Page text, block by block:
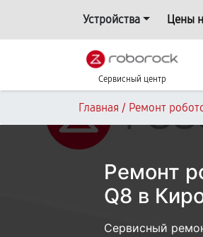
Устройства Цены
Сервисный центр
Главная / Ремонт
Ремонт
Q8 в
Сервисный